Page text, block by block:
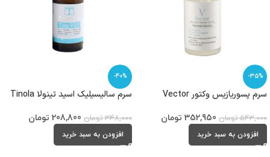
-35%
سرم پسوریازیس وکتور Vector
543,000 تومان 352,950 تومان
افزودن به سبد خرید
-40%
سرم سالیسیلیک اسید تینولا Tinola
348,000 تومان 208,800 تومان
افزودن به سبد خرید